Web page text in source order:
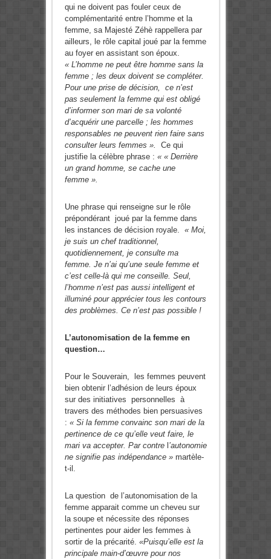
qui ne doivent pas fouler ceux de
complémentarité entre l’homme et la
femme, sa Majesté Zéhè rappellera par
ailleurs, le rôle capital joué par la femme
au foyer en assistant son époux.
« L’homme ne peut être homme sans la
femme ; les deux doivent se compléter.
Pour une prise de décision, ce n’est
pas seulement la femme qui est obligé
d’informer son mari de sa volonté
d’acquérir une parcelle ; les hommes
responsables ne peuvent rien faire sans
consulter leurs femmes ». Ce qui
justifie la célèbre phrase : « « Derrière
un grand homme, se cache une
femme ».
Une phrase qui renseigne sur le rôle
prépondérant joué par la femme dans
les instances de décision royale. « Moi,
je suis un chef traditionnel,
quotidiennement, je consulte ma
femme. Je n’ai qu’une seule femme et
c’est celle-là qui me conseille. Seul,
l’homme n’est pas aussi intelligent et
illuminé pour apprécier tous les contours
des problèmes. Ce n’est pas possible !
L’autonomisation de la femme en
question…
Pour le Souverain, les femmes peuvent
bien obtenir l’adhésion de leurs époux
sur des initiatives personnelles à
travers des méthodes bien persuasives
: « Si la femme convainc son mari de la
pertinence de ce qu’elle veut faire, le
mari va accepter. Par contre ’autonomie
ne signifie pas indépendance »martèle-
t-il.
La question de l’autonomisation de la
femme apparait comme un cheveu sur
la soupe et nécessite des réponses
pertinentes pour aider les femmes à
sortir de la précarité. «Puisqu’elle est la
principale main-d’œuvre pour nos